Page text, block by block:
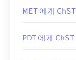
MET 에게 ChST
PDT 에게 ChST